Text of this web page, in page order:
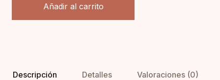
Añadir al carrito
Descripción Detalles Valoraciones (0)